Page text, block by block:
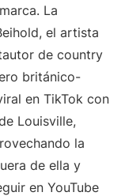
La
el artista
de country
británico-
en TikTok con
Louisville,
la
de ella y
en YouTube